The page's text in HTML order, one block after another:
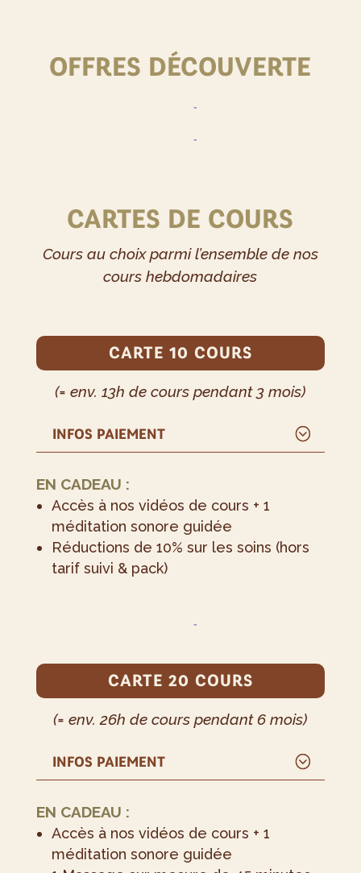
OFFRES DÉCOUVERTE
CARTES DE COURS
Cours au choix parmi l’ensemble de nos
cours hebdomadaires
CARTE 10 COURS
(= env. 13h de cours pendant 3 mois)
INFOS PAIEMENT
EN CADEAU :
Accès à nos vidéos de cours + 1
méditation sonore guidée
Réductions de 10% sur les soins (hors
tarif suivi & pack)
CARTE 20 COURS
(= env. 26h de cours pendant 6 mois)
INFOS PAIEMENT
EN CADEAU :
Accès à nos vidéos de cours + 1
méditation sonore guidée